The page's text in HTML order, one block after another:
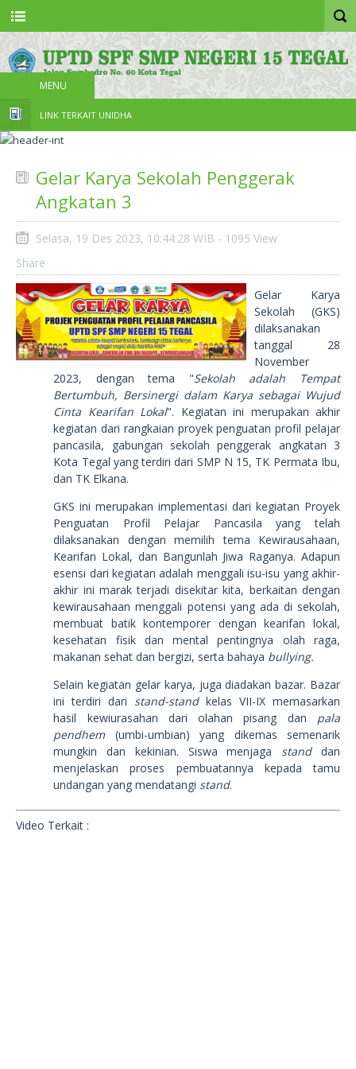
MENU
LINK TERKAIT UNIDHA
Gelar Karya Sekolah Penggerak
Angkatan 3
Selasa, 19 Des 2023, 10:44:28 WIB - 1095 View
Share
Gelar Karya
Sekolah (GKS)
dilaksanakan
tanggal 28
November
2023, dengan tema "Sekolah adalah Tempat
Bertumbuh, Bersinergi dalam Karya sebagai Wujud
Cinta Kearifan Lokal". Kegiatan ini merupakan akhir
kegiatan dari rangkaian proyek penguatan profil pelajar
pancasila, gabungan sekolah penggerak angkatan 3
Kota Tegal yang terdiri dari SMP N 15, TK Permata Ibu,
dan TK Elkana.
GKS ini merupakan implementasi dari kegiatan Proyek
Penguatan Profil Pelajar Pancasila yang telah
dilaksanakan dengan memilih tema Kewirausahaan,
Kearifan Lokal, dan Bangunlah Jiwa Raganya. Adapun
esensi dari kegiatan adalah menggali isu-isu yang akhir-
akhir ini marak terjadi disekitar kita, berkaitan dengan
kewirausahaan menggali potensi yang ada di sekolah,
membuat batik kontemporer dengan kearifan lokal,
kesehatan fisik dan mental pentingnya olah raga,
makanan sehat dan bergizi, serta bahaya bullying.
Selain kegiatan gelar karya, juga diadakan bazar. Bazar
ini terdiri dari stand-standkelas VII-IX memasarkan
hasil kewiurasahan dari olahan pisang dan pala
pendhem (umbi-umbian) yang dikemas semenarik
mungkin dan kekinian. Siswa menjaga standdan
menjelaskan proses pembuatannya kepada tamu
undangan yang mendatangi stand.
Video Terkait :